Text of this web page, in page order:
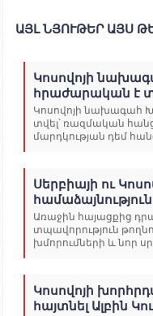
ԱՅԼ ՆՅՈՒԹԵՐ ԱՅՍ
Կոսովոյի
հրաժարական է
Կոսովոյի նախագահ
տվել՝ ռազմական
մարդկության դեմ
Սերբիայի ու
Առաջին հայացքից
տպավորություն
խմորումների և նոր
Կոսովոյի
հայտնել Ալբին